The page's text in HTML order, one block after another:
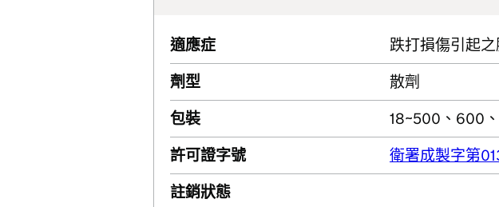
適應症
跌打損傷引起
劑型
散劑
包裝
18~500、600
許可證字號
衛署成製字第
註銷狀態